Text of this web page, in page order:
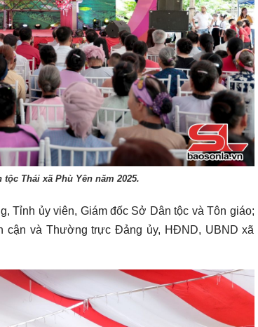
Thái xã Phù Yên năm 2025.
Tỉnh ủy viên, Giám đốc Sở Dân tộc và Tôn giáo;
cận và Thường trực Đảng ủy, HĐND, UBND xã
2026
Chào ngày mới 6/8/2026